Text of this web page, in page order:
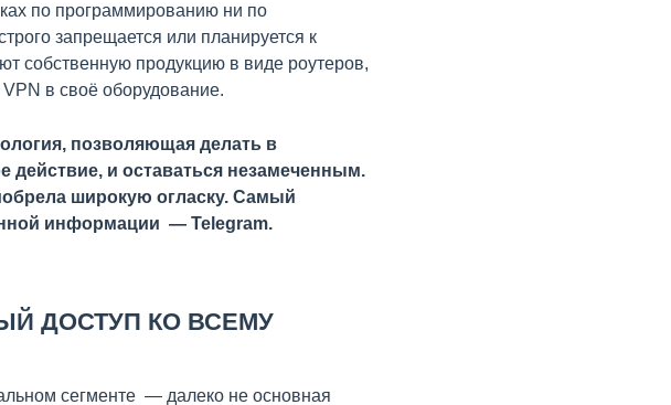
по программированию ни по
запрещается или планируется к
собственную продукцию в виде роутеров,
в своё оборудование.
позволяющая делать в
действие, и оставаться незамеченным.
широкую огласку. Самый
информации — Telegram.
ДОСТУП КО ВСЕМУ
сегменте — далеко не основная